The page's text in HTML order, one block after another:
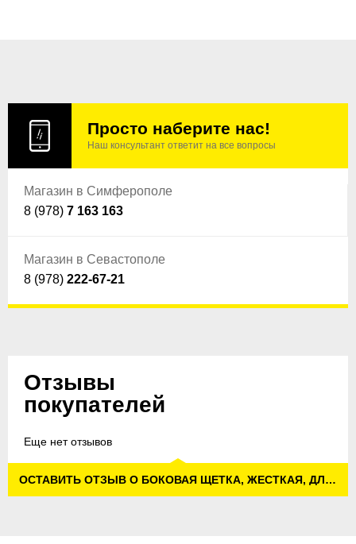
Просто наберите нас!
Наш консультант ответит на все вопросы
Магазин в Симферополе
8 (978) 7 163 163
Магазин в Севастополе
8 (978) 222-67-21
Отзывы
покупателей
Еще нет отзывов
ОСТАВИТЬ ОТЗЫВ О БОКОВАЯ ЩЕТКА, ЖЕСТКАЯ, ДЛЯ KM 170/600 R